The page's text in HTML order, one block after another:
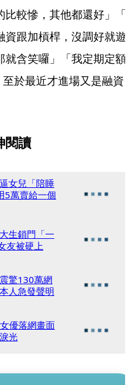
較慘，其他都還好」「
跟加槓桿，沒調好就遊
就含笑囉」「我定期定額
於最近才進場又是融資
閱讀
女兒「陪睡
萬賣給一個
生鎖門「一
友被硬上
驚130萬網
人急發聲明
優落網畫面
光